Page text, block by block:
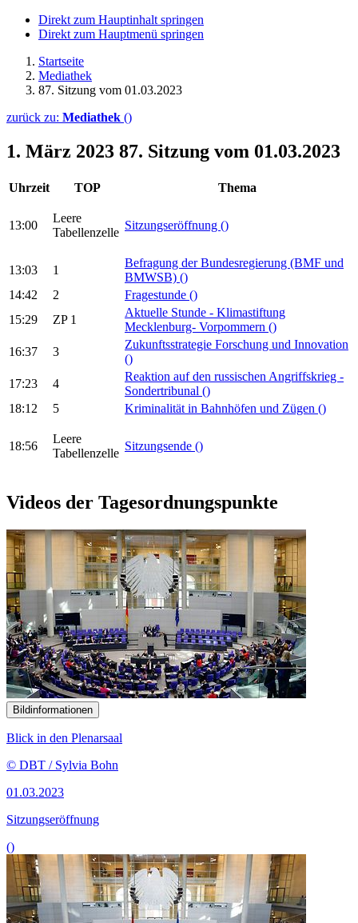
Direkt zum Hauptinhalt springen
Direkt zum Hauptmenü springen
Startseite
Mediathek
87. Sitzung vom 01.03.2023
zurück zu: Mediathek ()
1. März 2023 87. Sitzung vom 01.03.2023
Uhrzeit TOP Thema
13:00
Leere
Tabellenzelle
Sitzungseröffnung ()
13:03 1
Befragung der Bundesregierung (BMF und
BMWSB) ()
14:42
2 Fragestunde ()
15:29
ZP 1
Aktuelle Stunde - Klimastiftung
Mecklenburg- Vorpommern ()
16:37
3
Zukunftsstrategie Forschung und Innovation
()
17:23
4
Reaktion auf den russischen Angriffskrieg -
Sondertribunal ()
18:12
5 Kriminalität in Bahnhöfen und Zügen ()
18:56
Leere
Tabellenzelle
Sitzungsende ()
Videos der Tagesordnungspunkte
Bildinformationen
Blick in den Plenarsaal
© DBT / Sylvia Bohn
01.03.2023
Sitzungseröffnung
()